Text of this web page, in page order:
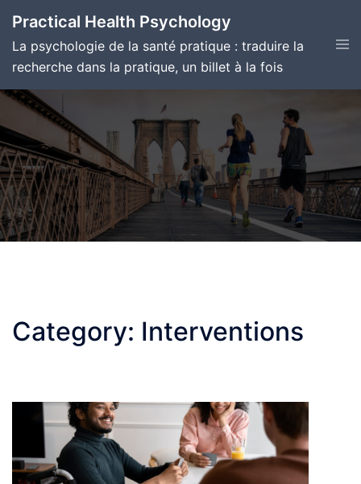
content
Practical Health Psychology
La psychologie de la santé pratique : traduire la
recherche dans la pratique, un billet à la fois
Category: Interventions